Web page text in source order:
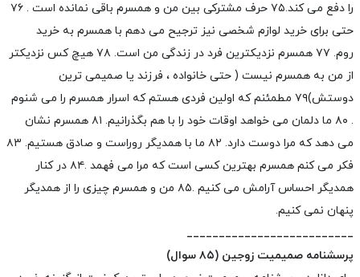
را دفع می کند.۷۵ حرف مشترکی بین من و همسرم باقی نمانده است .
۷۶
حتی برای خرید لوازم شخصی نیز ترجیح می دهم با همسرم به خرید
روم. ۷۷ همسرم نزدیکترین فرد در زندگی من است.
۷۸ هیچ کس نزدیکتر
از من به همسرم نیست ( حتی خانواده ، فرزند یا صمیمی ترین
دوستش)
۷۹ مطمئنم که اولین فردی هستم که اسرار همسرم را می شنوم
. ۸۰ ما دلمان می خواهد اوقات خود را با هم بگذرانیم.
۸۱ همسرم نشان
می دهد که مرا دوست دارد. ۸۲ ما با همدیگر روراست و صادق هستیم.
۸۳
فکر می کنم همسرم بهترین کسی است که مرا می فهمد .
۸۴ در کنار
همدیگر احساس آرامش می کنیم .
۸۵ من و همسرم چیزی را از همدیگر
پنهان نمی کنیم.
__________________________
پرسشنامه صمیمیت زوجین (۸۵ سوال)